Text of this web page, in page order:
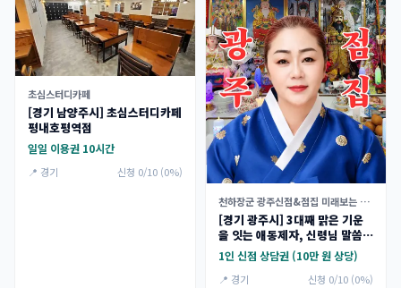
초심스터디카페
[경기 남양주시] 초심스터디카페
평내호평역점
일일 이용권 10시간
📍 경기 신청 0/10 (0%)
천하장군 광주신점&점집 미래보는 애동제자
[경기 광주시] 3대째 맑은 기운
을 잇는 애동제자, 신령님 말씀만
전하는 천하장군 신점 체험단
1인 신점 상담권 (10만 원 상당)
📍 경기 신청 0/10 (0%)